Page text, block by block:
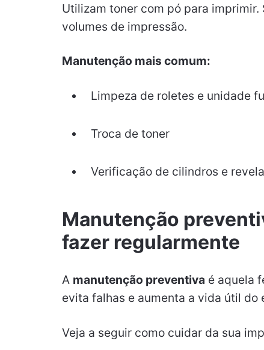
Utilizam toner com pó para
volumes de impressão.
Manutenção mais comum:
Limpeza de roletes e unidade
Troca de toner
Verificação de cilindros e
Manutenção
fazer regularmente
A manutenção preventiva é aquela
evita falhas e aumenta a vida útil do
Veja a seguir como cuidar da sua